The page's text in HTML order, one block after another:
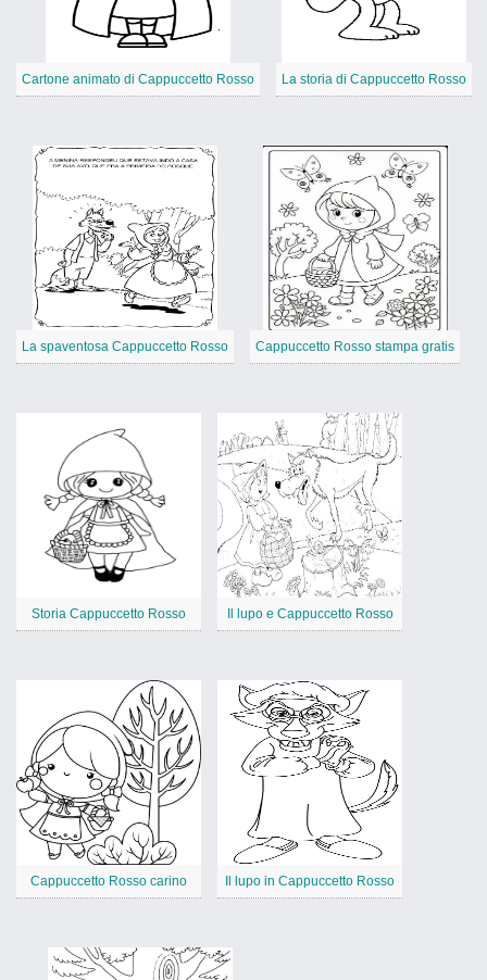
Cartone animato di Cappuccetto Rosso La storia di Cappuccetto Rosso
La spaventosa Cappuccetto Rosso Cappuccetto Rosso stampa gratis
Storia Cappuccetto Rosso Il lupo e Cappuccetto Rosso
Cappuccetto Rosso carino Il lupo in Cappuccetto Rosso